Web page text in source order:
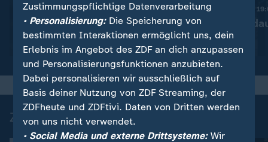
Diskussion um bessere
Drohnenabwehr
Nachrichten | heute
Ermittlungen
Video
Zuletzt auf ZDFheute veröffentlicht
Zustimmungspflichtige Datenverarbeitung
• Personalisierung:Die Speicherung von
bestimmten Interaktionen ermöglicht uns, dein
Erlebnis im Angebot des ZDF an dich anzupassen
und Personalisierungsfunktionen anzubieten.
Dabei personalisieren wir ausschließlich auf
Basis deiner Nutzung von ZDF Streaming, der
ZDFheute und ZDFtivi. Daten von Dritten werden
von uns nicht verwendet.
• Social Media und externe Drittsysteme:Wir